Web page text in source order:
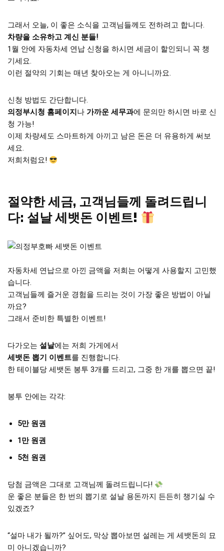
그래서 오늘, 이 좋은 소식을 고객님들께도 전하려고 합니다.
차량을 소유하고 계신 분들!
1월 안에 자동차세 연납 신청을 하시면 세금이 할인되니 꼭 챙
기세요.
이런 절약의 기회는 매년 찾아오는 게 아니니까요.
신청 방법도 간단합니다.
의정부시청 홈페이지나 가까운 세무과에 문의만 하시면 바로 신
청 가능!
이제 차량세도 스마트하게 아끼고 남은 돈은 더 유용하게 써보
세요.
저희처럼요!
절약한 세금, 고객님들께 돌려드립니
다: 설날 세뱃돈 이벤트!
자동차세 연납으로 아낀 금액을 저희는 어떻게 사용할지 고민했
습니다.
고객님들께 즐거운 경험을 드리는 것이 가장 좋은 방법이 아닐
까요?
그래서 준비한 특별한 이벤트!
다가오는 설날에는 저희 가게에서
세뱃돈 뽑기 이벤트를 진행합니다.
한 테이블당 세뱃돈 봉투 3개를 드리고, 그중 한 개를 뽑으면 끝!
봉투 안에는 각각:
5만 원권
1만 원권
5천 원권
당첨 금액은 그대로 고객님께 돌려드립니다!
운 좋은 분들은 한 번의 뽑기로 설날 용돈까지 든든히 챙기실 수
있겠죠?
“설마 내가 될까?” 싶어도, 막상 뽑아보면 설레는 게 세뱃돈의 묘
미 아니겠습니까?